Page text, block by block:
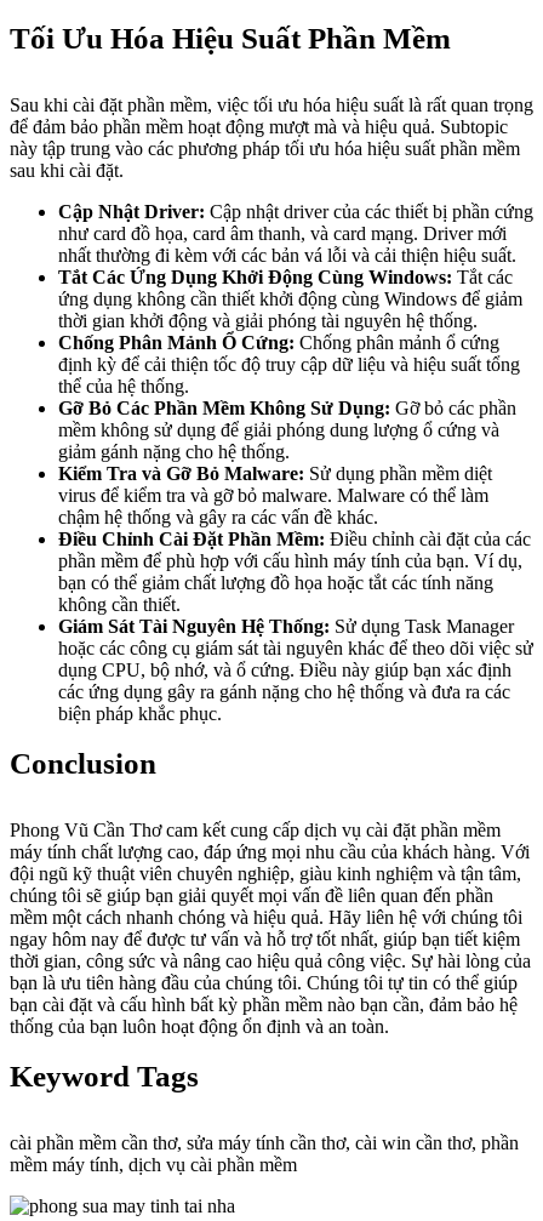
Tối Ưu Hóa Hiệu Suất Phần Mềm
Sau khi cài đặt phần mềm, việc tối ưu hóa hiệu suất là rất quan trọng
để đảm bảo phần mềm hoạt động mượt mà và hiệu quả. Subtopic
này tập trung vào các phương pháp tối ưu hóa hiệu suất phần mềm
sau khi cài đặt.
Cập Nhật Driver: Cập nhật driver của các thiết bị phần cứng
như card đồ họa, card âm thanh, và card mạng. Driver mới
nhất thường đi kèm với các bản vá lỗi và cải thiện hiệu suất.
Tắt Các Ứng Dụng Khởi Động Cùng Windows: Tắt các
ứng dụng không cần thiết khởi động cùng Windows để giảm
thời gian khởi động và giải phóng tài nguyên hệ thống.
Chống Phân Mảnh Ổ Cứng: Chống phân mảnh ổ cứng
định kỳ để cải thiện tốc độ truy cập dữ liệu và hiệu suất tổng
thể của hệ thống.
Gỡ Bỏ Các Phần Mềm Không Sử Dụng: Gỡ bỏ các phần
mềm không sử dụng để giải phóng dung lượng ổ cứng và
giảm gánh nặng cho hệ thống.
Kiểm Tra và Gỡ Bỏ Malware: Sử dụng phần mềm diệt
virus để kiểm tra và gỡ bỏ malware. Malware có thể làm
chậm hệ thống và gây ra các vấn đề khác.
Điều Chỉnh Cài Đặt Phần Mềm: Điều chỉnh cài đặt của các
phần mềm để phù hợp với cấu hình máy tính của bạn. Ví dụ,
bạn có thể giảm chất lượng đồ họa hoặc tắt các tính năng
không cần thiết.
Giám Sát Tài Nguyên Hệ Thống: Sử dụng Task Manager
hoặc các công cụ giám sát tài nguyên khác để theo dõi việc sử
dụng CPU, bộ nhớ, và ổ cứng. Điều này giúp bạn xác định
các ứng dụng gây ra gánh nặng cho hệ thống và đưa ra các
biện pháp khắc phục.
Conclusion
Phong Vũ Cần Thơ cam kết cung cấp dịch vụ cài đặt phần mềm
máy tính chất lượng cao, đáp ứng mọi nhu cầu của khách hàng. Với
đội ngũ kỹ thuật viên chuyên nghiệp, giàu kinh nghiệm và tận tâm,
chúng tôi sẽ giúp bạn giải quyết mọi vấn đề liên quan đến phần
mềm một cách nhanh chóng và hiệu quả. Hãy liên hệ với chúng tôi
ngay hôm nay để được tư vấn và hỗ trợ tốt nhất, giúp bạn tiết kiệm
thời gian, công sức và nâng cao hiệu quả công việc. Sự hài lòng của
bạn là ưu tiên hàng đầu của chúng tôi. Chúng tôi tự tin có thể giúp
bạn cài đặt và cấu hình bất kỳ phần mềm nào bạn cần, đảm bảo hệ
thống của bạn luôn hoạt động ổn định và an toàn.
Keyword Tags
cài phần mềm cần thơ, sửa máy tính cần thơ, cài win cần thơ, phần
mềm máy tính, dịch vụ cài phần mềm